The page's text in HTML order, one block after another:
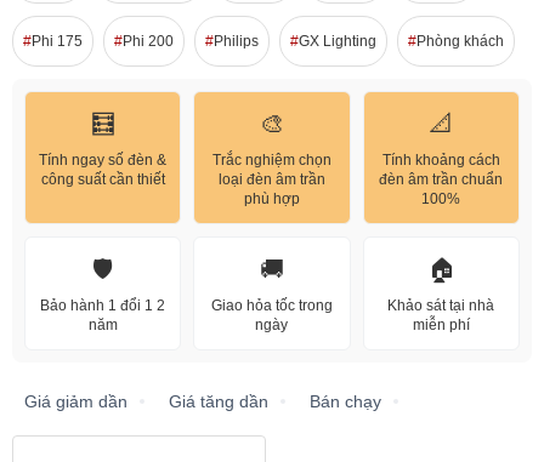
Phi 175 Phi 200 Philips GX Lighting Phòng khách
🧮
Tính ngay số đèn &
công suất cần thiết
🎨
Trắc nghiệm chọn
loại đèn âm trần
phù hợp
📐
Tính khoảng cách
đèn âm trần chuẩn
100%
🛡️
Bảo hành 1 đổi 1 2
năm
🚚
Giao hỏa tốc trong
ngày
🏠
Khảo sát tại nhà
miễn phí
Giá giảm dần Giá tăng dần Bán chạy